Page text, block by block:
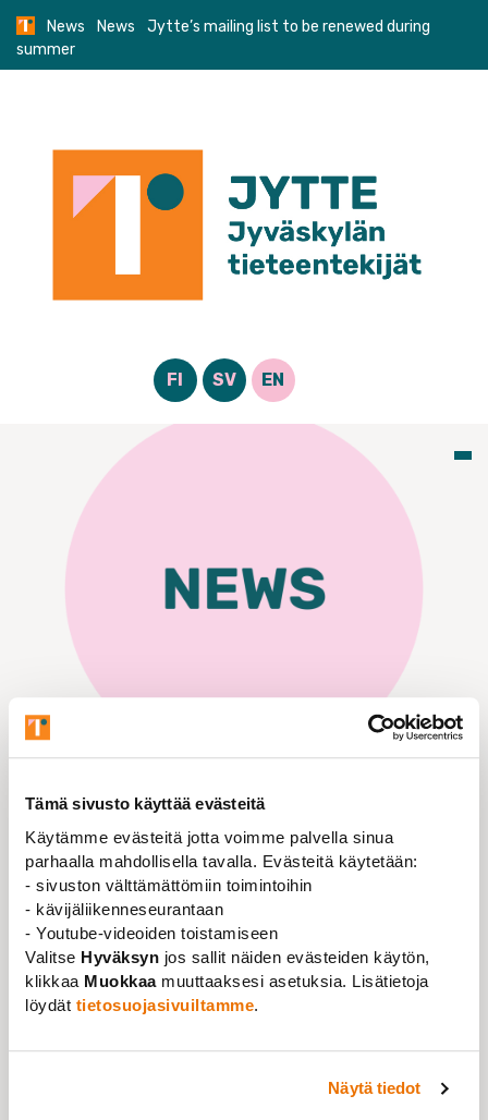
Tämä sivusto käyttää evästeitä
Käytämme evästeitä jotta voimme palvella sinua
parhaalla mahdollisella tavalla. Evästeitä käytetään:
- sivuston välttämättömiin toimintoihin
- kävijäliikenneseurantaan
- Youtube-videoiden toistamiseen
Valitse Hyväksyn jos sallit näiden evästeiden käytön,
klikkaa Muokkaamuuttaaksesi asetuksia. Lisätietoja
löydät tietosuojasivuiltamme.
Näytä tiedot
Skip
News News
Jytte’s mailing list to be renewed during
summer
FI SV EN
News News
Jytte’s mailing list to be renewed during
Jytte’s mailing list to be
renewed during summer
Jyväskylän tieteentekijät – JYTTE
26.06.2020
launched by August 11 2020, is operated through